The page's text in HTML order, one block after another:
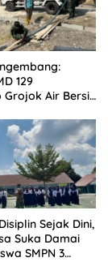
129
Air Bersih
Sejak Dini,
Suka Damai
SMPN 3